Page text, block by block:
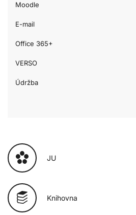
Moodle
E-mail
Office 365+
VERSO
Údržba
JU
Knihovna